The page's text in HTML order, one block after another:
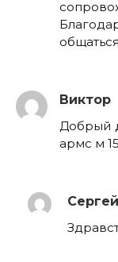
Виктор
Добрый
армс м
Сергей